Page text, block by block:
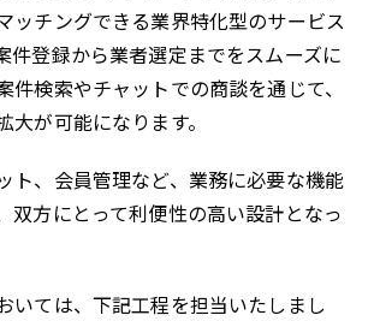
ッチングできる業界特化型のサービス
件登録から業者選定までをスムーズに
件検索やチャットでの商談を通じて、
大が可能になります。
ト、会員管理など、業務に必要な機能
双方にとって利便性の高い設計となっ
いては、下記工程を担当いたしまし